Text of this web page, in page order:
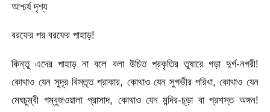
আশ্চর্য দৃশ্য
বরফের পর বরফের পাহাড়!
কিন্তু এদের পাহাড় না বলে বলা উচিত প্রকৃতির তুষারে গড়া দুর্গ-নগরী!
কোথাও যেন সুদূর বিস্তৃত প্রাকার, কোথাও যেন সুগভীর পরিখা, কোথাও যেন
মেঘচুম্বী গম্বুজওয়ালা প্রাসাদ, কোথাও যেন মন্দির-চূড়া বা প্রশস্ত অঙ্গন!